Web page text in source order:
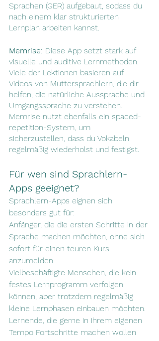
Sprachen (GER) aufgebaut, sodass du
nach einem klar strukturierten
Lernplan arbeiten kannst.
Memrise: Diese App setzt stark auf
visuelle und auditive Lernmethoden.
Viele der Lektionen basieren auf
Videos von Muttersprachlern, die dir
helfen, die natürliche Aussprache und
Umgangssprache zu verstehen.
Memrise nutzt ebenfalls ein spaced-
repetition-System, um
sicherzustellen, dass du Vokabeln
regelmäßig wiederholst und festigst.
Für wen sind Sprachlern-
Apps geeignet?
Sprachlern-Apps eignen sich
besonders gut für:
Anfänger, die die ersten Schritte in der
Sprache machen möchten, ohne sich
sofort für einen teuren Kurs
anzumelden.
Vielbeschäftigte Menschen, die kein
festes Lernprogramm verfolgen
können, aber trotzdem regelmäßig
kleine Lernphasen einbauen möchten.
Lernende, die gerne in ihrem eigenen
Tempo Fortschritte machen wollen